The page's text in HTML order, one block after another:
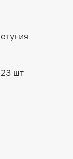
на 7-14
окончания
шт